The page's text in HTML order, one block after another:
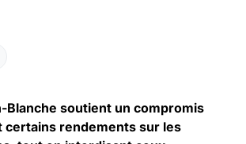
Blanche soutient un compromis
certains rendements sur les